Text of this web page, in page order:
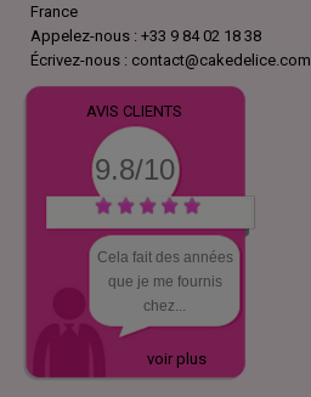
France
Appelez-nous : +33 9 84 02 18 38
Écrivez-nous : contact@cakedelice.com
AVIS CLIENTS
9.8/10
Cela fait des années
que je me fournis
chez...
voir plus